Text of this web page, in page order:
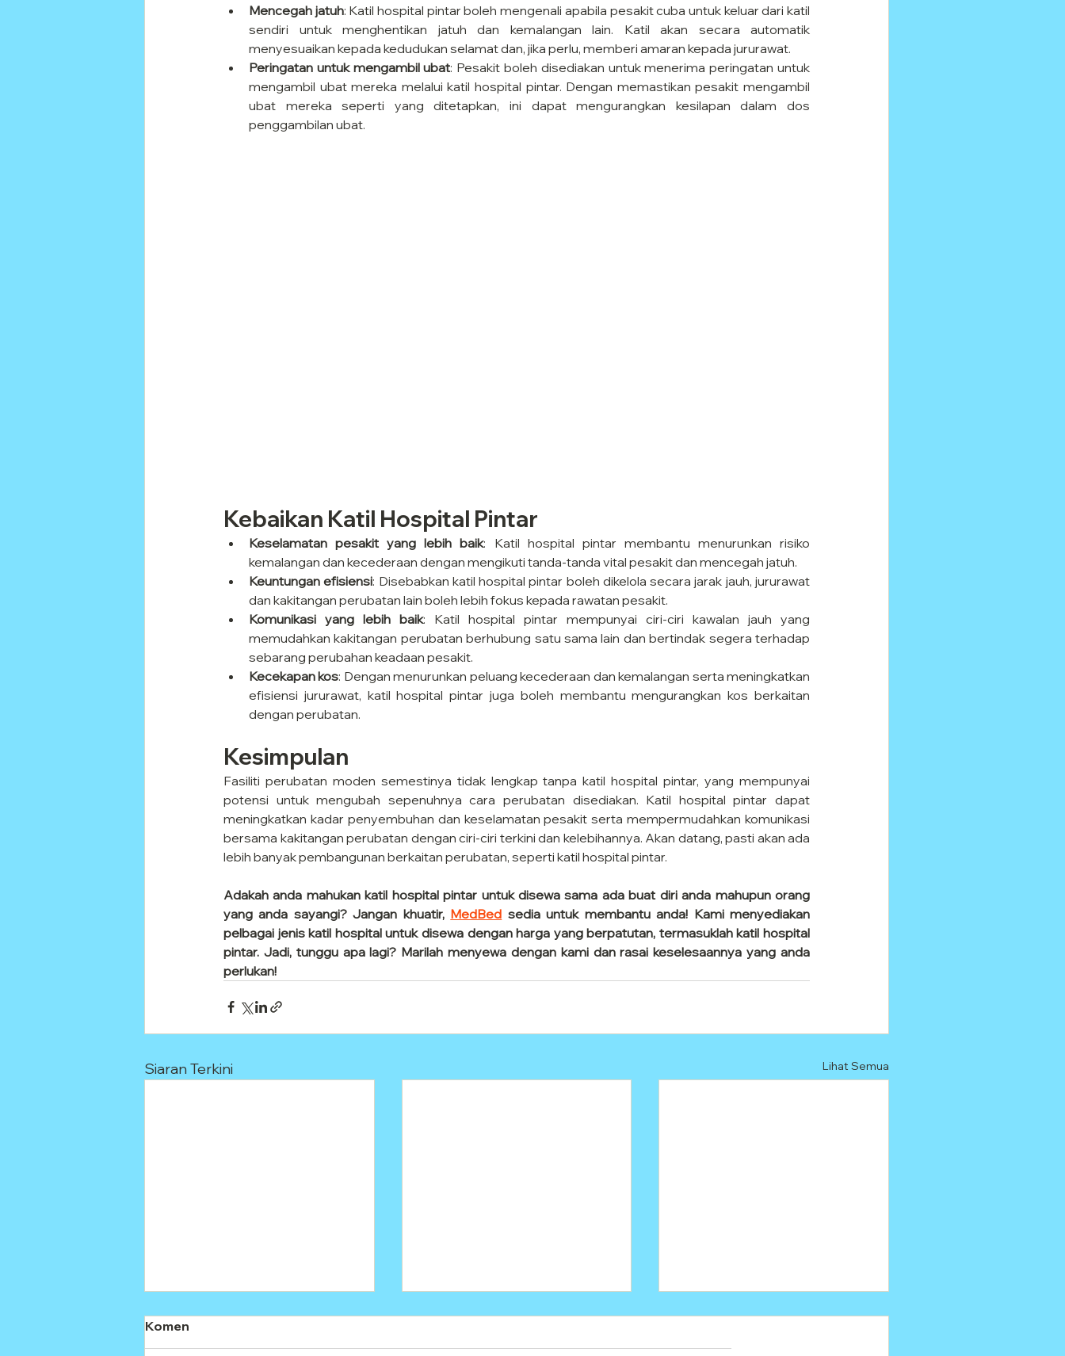
Mencegah jatuh: Katil hospital pintar boleh mengenali apabila pesakit cuba untuk keluar dari katil
sendiri untuk menghentikan jatuh dan kemalangan lain. Katil akan secara automatik
menyesuaikan kepada kedudukan selamat dan, jika perlu, memberi amaran kepada jururawat.
Peringatan untuk mengambil ubat: Pesakit boleh disediakan untuk menerima peringatan untuk
mengambil ubat mereka melalui katil hospital pintar. Dengan memastikan pesakit mengambil
ubat mereka seperti yang ditetapkan, ini dapat mengurangkan kesilapan dalam dos
penggambilan ubat.
Kebaikan Katil Hospital Pintar
Keselamatan pesakit yang lebih baik: Katil hospital pintar membantu menurunkan risiko
kemalangan dan kecederaan dengan mengikuti tanda-tanda vital pesakit dan mencegah jatuh.
Keuntungan efisiensi: Disebabkan katil hospital pintar boleh dikelola secara jarak jauh, jururawat
dan kakitangan perubatan lain boleh lebih fokus kepada rawatan pesakit.
Komunikasi yang lebih baik: Katil hospital pintar mempunyai ciri-ciri kawalan jauh yang
memudahkan kakitangan perubatan berhubung satu sama lain dan bertindak segera terhadap
sebarang perubahan keadaan pesakit.
Kecekapan kos: Dengan menurunkan peluang kecederaan dan kemalangan serta meningkatkan
efisiensi jururawat, katil hospital pintar juga boleh membantu mengurangkan kos berkaitan
dengan perubatan.
Kesimpulan
Fasiliti perubatan moden semestinya tidak lengkap tanpa katil hospital pintar, yang mempunyai
potensi untuk mengubah sepenuhnya cara perubatan disediakan. Katil hospital pintar dapat
meningkatkan kadar penyembuhan dan keselamatan pesakit serta mempermudahkan komunikasi
bersama kakitangan perubatan dengan ciri-ciri terkini dan kelebihannya. Akan datang, pasti akan ada
lebih banyak pembangunan berkaitan perubatan, seperti katil hospital pintar.
Adakah anda mahukan katil hospital pintar untuk disewa sama ada buat diri anda mahupun orang
yang anda sayangi? Jangan khuatir, MedBed sedia untuk membantu anda! Kami menyediakan
pelbagai jenis katil hospital untuk disewa dengan harga yang berpatutan, termasuklah katil hospital
pintar. Jadi, tunggu apa lagi? Marilah menyewa dengan kami dan rasai keselesaannya yang anda
perlukan!
Siaran Terkini Lihat Semua
Komen